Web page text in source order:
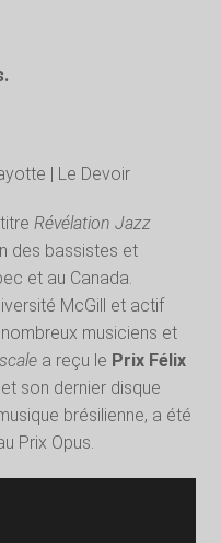
Révélation Jazz
des bassistes et
et au Canada.
McGill et actif
musiciens et
a reçu le Prix Félix
son dernier disque
brésilienne, a été
Prix Opus.